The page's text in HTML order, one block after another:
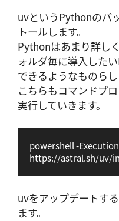
uvというPythonのパ
トールします。
Pythonはあまり詳し
ォルダ毎に導入した
できるようなものらし
こちらもコマンドプ
実行していきます。
powershell -
https://astral.sh/uv/
uvをアップデートす
ます。